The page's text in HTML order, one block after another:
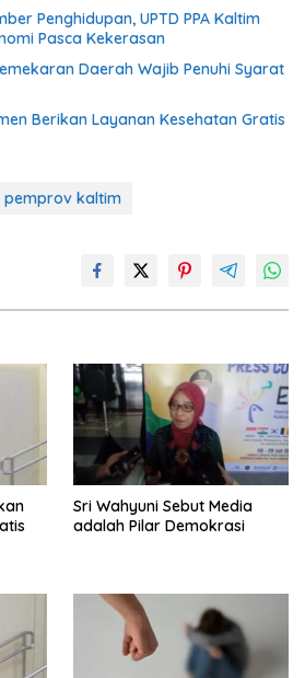
Penghidupan, UPTD PPA Kaltim
Pasca Kekerasan
Daerah Wajib Penuhi Syarat
Berikan Layanan Kesehatan Gratis
pemprov kaltim
Sri Wahyuni Sebut Media
adalah Pilar Demokrasi